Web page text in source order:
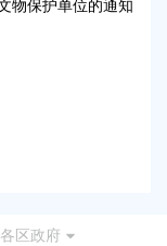
物保护单位的通知
各区政府